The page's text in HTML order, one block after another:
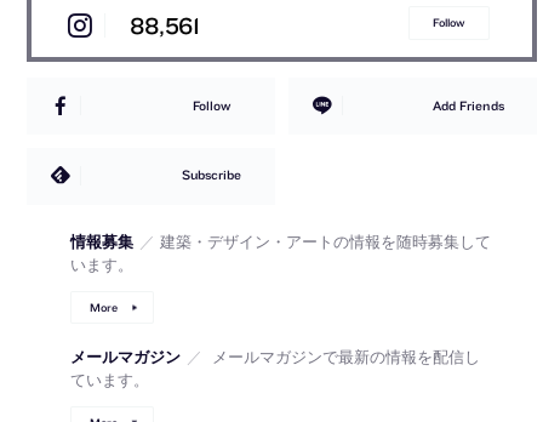
88,561 Follow
Follow Add Friends
Subscribe
情報募集 ／ 建築・デザイン・アートの情報を随時募集して
います。
More
メールマガジン ／
メールマガジンで最新の情報を配信し
ています。